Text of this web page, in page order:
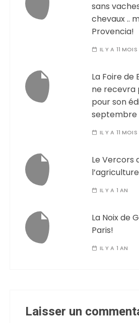
sans
chevaux ..
Provencia!
IL Y A 11 MOIS
La Foire de
ne recevra
pour son
septembre
IL Y A 11 MOIS
Le Vercors
IL Y A 1 AN
La Noix de
Paris!
IL Y A 1 AN
Laisser un